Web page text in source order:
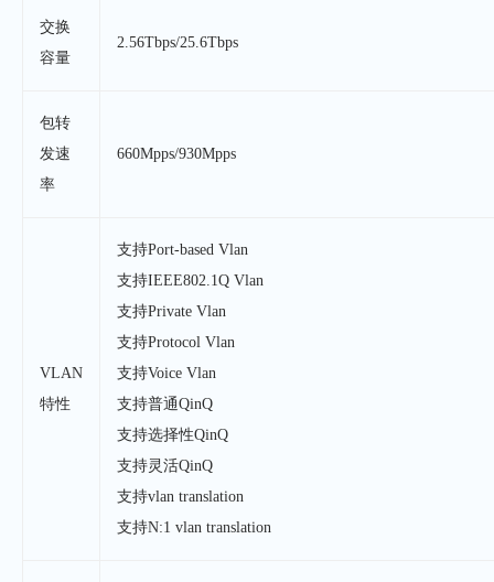
交换
容量
2.56Tbps/25.6Tbps
包转
发速
率
660Mpps/930Mpps
VLAN
特性
支持Port-based Vlan
支持IEEE802.1Q Vlan
支持Private Vlan
支持Protocol Vlan
支持Voice Vlan
支持普通QinQ
支持选择性QinQ
支持灵活QinQ
支持vlan translation
支持N:1 vlan translation